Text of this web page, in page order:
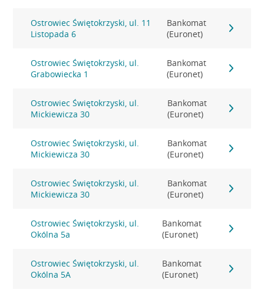
Ostrowiec Świętokrzyski, ul. 11
Listopada 6
Bankomat
(Euronet)
Ostrowiec Świętokrzyski, ul.
Grabowiecka 1
Bankomat
(Euronet)
Ostrowiec Świętokrzyski, ul.
Mickiewicza 30
Bankomat
(Euronet)
Ostrowiec Świętokrzyski, ul.
Mickiewicza 30
Bankomat
(Euronet)
Ostrowiec Świętokrzyski, ul.
Mickiewicza 30
Bankomat
(Euronet)
Ostrowiec Świętokrzyski, ul.
Okólna 5a
Bankomat
(Euronet)
Ostrowiec Świętokrzyski, ul.
Okólna 5A
Bankomat
(Euronet)